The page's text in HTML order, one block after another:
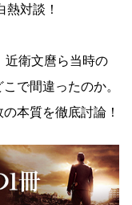
熱対談！
近衛文麿ら当時の
で間違ったのか。
本質を徹底討論！